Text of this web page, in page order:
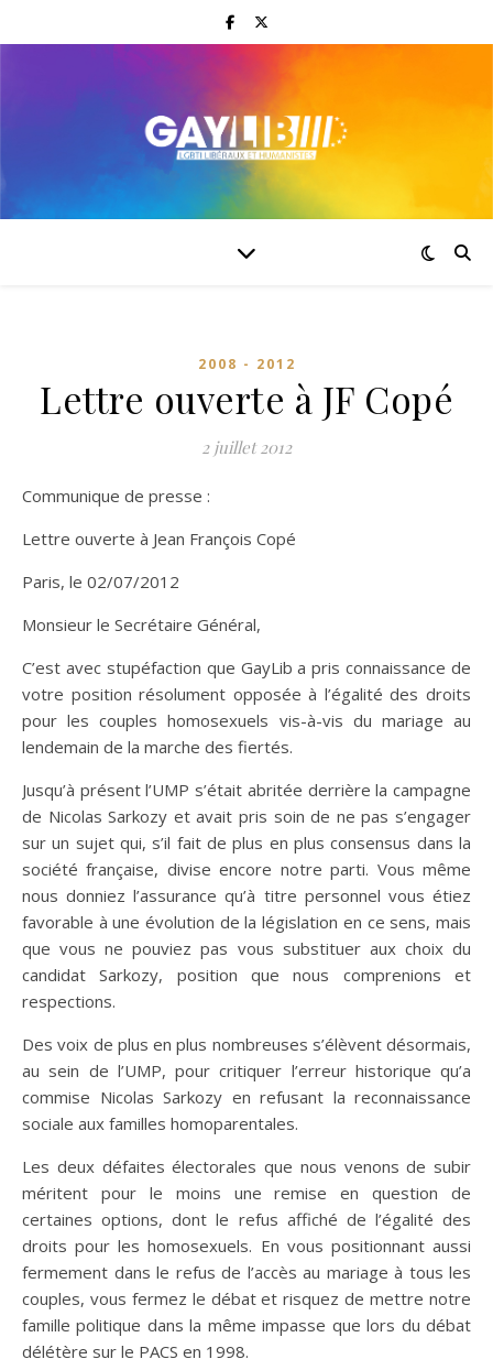
2008 - 2012
Lettre ouverte à JF Copé
2 juillet 2012
Communique de presse :
Lettre ouverte à Jean François Copé
Paris, le 02/07/2012
Monsieur le Secrétaire Général,
C’est avec stupéfaction que GayLib a pris connaissance de
votre position résolument opposée à l’égalité des droits
pour les couples homosexuels vis-à-vis du mariage au
lendemain de la marche des fiertés.
Jusqu’à présent l’UMP s’était abritée derrière la campagne
de Nicolas Sarkozy et avait pris soin de ne pas s’engager
sur un sujet qui, s’il fait de plus en plus consensus dans la
société française, divise encore notre parti. Vous même
nous donniez l’assurance qu’à titre personnel vous étiez
favorable à une évolution de la législation en ce sens, mais
que vous ne pouviez pas vous substituer aux choix du
candidat Sarkozy, position que nous comprenions et
respections.
Des voix de plus en plus nombreuses s’élèvent désormais,
au sein de l’UMP, pour critiquer l’erreur historique qu’a
commise Nicolas Sarkozy en refusant la reconnaissance
sociale aux familles homoparentales.
Les deux défaites électorales que nous venons de subir
méritent pour le moins une remise en question de
certaines options, dont le refus affiché de l’égalité des
droits pour les homosexuels. En vous positionnant aussi
fermement dans le refus de l’accès au mariage à tous les
couples, vous fermez le débat et risquez de mettre notre
famille politique dans la même impasse que lors du débat
délétère sur le PACS en 1998.